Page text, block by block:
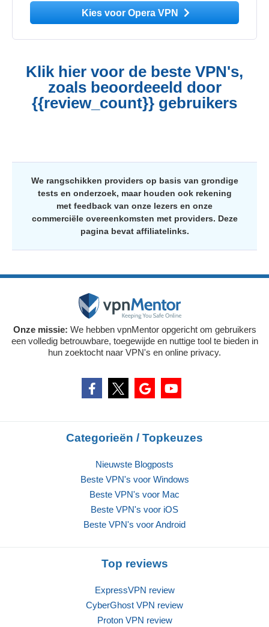
Kies voor Opera VPN
Klik hier voor de beste VPN's,
zoals beoordeeeld door
{{review_count}} gebruikers
We rangschikken providers op basis van grondige
tests en onderzoek, maar houden ook rekening
met feedback van onze lezers en onze
commerciële overeenkomsten met providers. Deze
pagina bevat affiliatelinks.
Onze missie: We hebben vpnMentor opgericht om gebruikers
een volledig betrouwbare, toegewijde en nuttige tool te bieden in
hun zoektocht naar VPN's en online privacy.
Categorieën / Topkeuzes
Nieuwste Blogposts
Beste VPN's voor Windows
Beste VPN's voor Mac
Beste VPN's voor iOS
Beste VPN's voor Android
Top reviews
ExpressVPN review
CyberGhost VPN review
Proton VPN review